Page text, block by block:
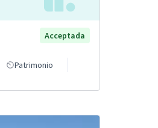
Acceptada
Patrimonio